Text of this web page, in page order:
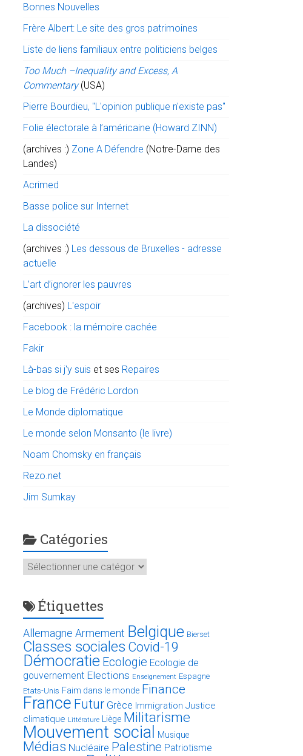
Bonnes Nouvelles
Frère Albert: Le site des gros patrimoines
Liste de liens familiaux entre politiciens belges
Too Much –Inequality and Excess, A
Commentary (USA)
Pierre Bourdieu, "L'opinion publique n'existe pas"
Folie électorale à l’américaine (Howard ZINN)
(archives :) Zone A Défendre (Notre-Dame des
Landes)
Acrimed
Basse police sur Internet
La dissociété
(archives :) Les dessous de Bruxelles - adresse
actuelle
L’art d’ignorer les pauvres
(archives) L'espoir
Facebook : la mémoire cachée
Fakir
Là-bas si j'y suis et ses Repaires
Le blog de Frédéric Lordon
Le Monde diplomatique
Le monde selon Monsanto (le livre)
Noam Chomsky en français
Rezo.net
Jim Sumkay
Catégories
Catégories
Étiquettes
Allemagne Armement Belgique Bierset
Classes sociales Covid-19
Démocratie Ecologie Ecologie de
gouvernement Elections Enseignement Espagne
Etats-Unis Faim dans le monde Finance
France Futur Grèce Immigration Justice
climatique Littérature Liège Militarisme
Mouvement social Musique
Médias Nucléaire Palestine Patriotisme